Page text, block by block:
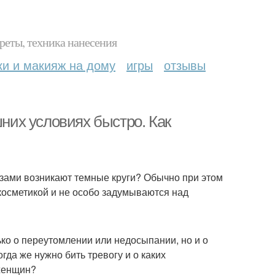
техника нанесения
и макияж на дому игры отзывы
условиях быстро. Как
возникают темные круги? Обычно при этом
и не особо задумываются над
о переутомлении или недосыпании, но и о
же нужно бить тревогу и о каких